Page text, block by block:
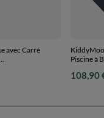
avec Carré
Piscine à
(200
108,90